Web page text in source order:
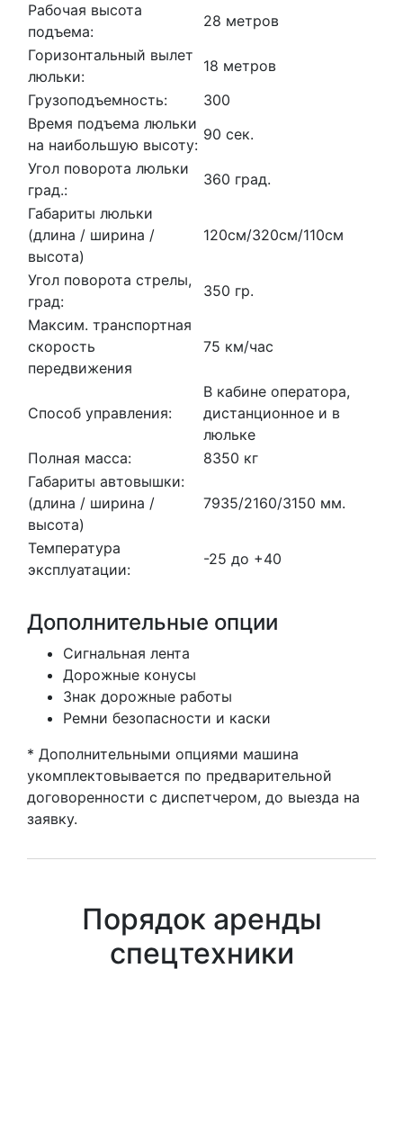
Рабочая высота
подъема:
28 метров
Горизонтальный вылет
люльки:
18 метров
Грузоподъемность:
300
Время подъема люльки
на наибольшую высоту:
90 сек.
Угол поворота люльки
град.:
360 град.
Габариты люльки
(длина / ширина /
высота)
120см/320см/110см
Угол поворота стрелы,
град:
350 гр.
Максим. транспортная
скорость
передвижения
75 км/час
Способ управления:
В кабине оператора,
дистанционное и в
люльке
Полная масса:
8350 кг
Габариты автовышки:
(длина / ширина /
высота)
7935/2160/3150 мм.
Температура
эксплуатации:
-25 до +40
Дополнительные опции
Сигнальная лента
Дорожные конусы
Знак дорожные работы
Ремни безопасности и каски
* Дополнительными опциями машина
укомплектовывается по предварительной
договоренности c диспетчером, до выезда на
заявку.
Порядок аренды
спецтехники